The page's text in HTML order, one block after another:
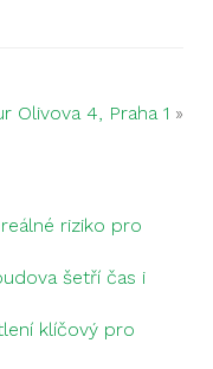
Olivova 4, Praha 1 »
riziko pro
šetří čas i
klíčový pro